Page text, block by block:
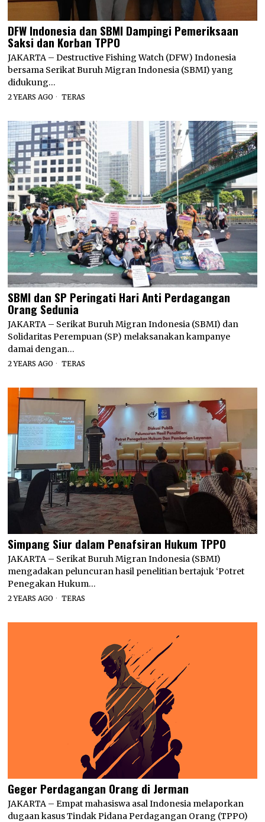
DFW Indonesia dan SBMI Dampingi Pemeriksaan
Saksi dan Korban TPPO
JAKARTA – Destructive Fishing Watch (DFW) Indonesia
bersama Serikat Buruh Migran Indonesia (SBMI) yang
didukung…
2 YEARS AGO TERAS
SBMI dan SP Peringati Hari Anti Perdagangan
Orang Sedunia
JAKARTA – Serikat Buruh Migran Indonesia (SBMI) dan
Solidaritas Perempuan (SP) melaksanakan kampanye
damai dengan…
2 YEARS AGO TERAS
Simpang Siur dalam Penafsiran Hukum TPPO
JAKARTA – Serikat Buruh Migran Indonesia (SBMI)
mengadakan peluncuran hasil penelitian bertajuk ‘Potret
Penegakan Hukum…
2 YEARS AGO TERAS
Geger Perdagangan Orang di Jerman
JAKARTA – Empat mahasiswa asal Indonesia melaporkan
dugaan kasus Tindak Pidana Perdagangan Orang (TPPO)